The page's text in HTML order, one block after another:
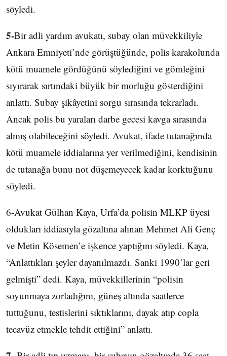
söyledi.
5-Bir adli yardım avukatı, subay olan müvekkiliyle
Ankara Emniyeti’nde görüştüğünde, polis karakolunda
kötü muamele gördüğünü söylediğini ve gömleğini
sıyırarak sırtındaki büyük bir morluğu gösterdiğini
anlattı. Subay şikâyetini sorgu sırasında tekrarladı.
Ancak polis bu yaraları darbe gecesi kavga sırasında
almış olabileceğini söyledi. Avukat, ifade tutanağında
kötü muamele iddialarına yer verilmediğini, kendisinin
de tutanağa bunu not düşemeyecek kadar korktuğunu
söyledi.
6-Avukat Gülhan Kaya, Urfa’da polisin MLKP üyesi
oldukları iddiasıyla gözaltına alınan Mehmet Ali Genç
ve Metin Kösemen’e işkence yaptığını söyledi. Kaya,
“Anlattıkları şeyler dayanılmazdı. Sanki 1990’lar geri
gelmişti” dedi. Kaya, müvekkillerinin “polisin
soyunmaya zorladığını, güneş altında saatlerce
tuttuğunu, testislerini sıktıklarını, dayak atıp copla
tecavüz etmekle tehdit ettiğini” anlattı.